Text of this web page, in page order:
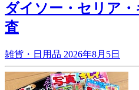
ダイソー・セリア
査
雑貨・日用品 2026年8月5日